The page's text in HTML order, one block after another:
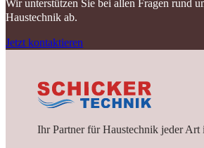
Wir unterstützen Sie bei allen Fragen rund
Haustechnik ab.
Jetzt kontaktieren
Ihr Partner für Haustechnik jeder